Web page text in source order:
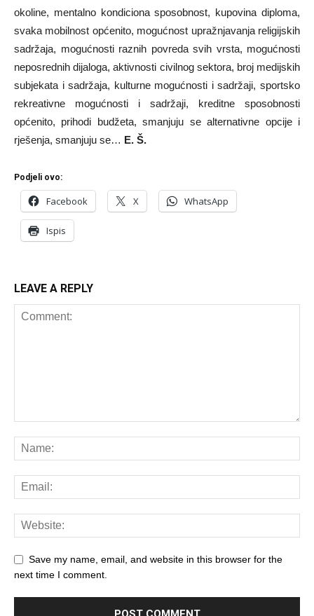
okoline, mentalno kondiciona sposobnost, kupovina diploma,
svaka mobilnost općenito, mogućnost upražnjavanja religijskih
sadržaja, mogućnosti raznih povreda svih vrsta, mogućnosti
neposrednih dijaloga, aktivnosti civilnog sektora, broj medijskih
subjekata i sadržaja, kulturne mogućnosti i sadržaji, sportsko
rekreativne mogućnosti i sadržaji, kreditne sposobnosti
općenito, prihodi budžeta, smanjuju se alternativne opcije i
rješenja, smanjuju se… E. Š.
Podjeli ovo:
Facebook X WhatsApp
Ispis
LEAVE A REPLY
Save my name, email, and website in this browser for the
next time I comment.